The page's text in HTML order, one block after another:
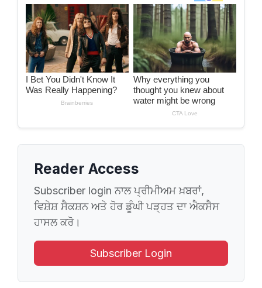
Reader Access
Subscriber login ਨਾਲ ਪ੍ਰੀਮੀਅਮ ਖ਼ਬਰਾਂ,
ਵਿਸ਼ੇਸ਼ ਸੈਕਸ਼ਨ ਅਤੇ ਹੋਰ ਡੂੰਘੀ ਪੜ੍ਹਤ ਦਾ ਐਕਸੈਸ
ਹਾਸਲ ਕਰੋ।
Subscriber Login